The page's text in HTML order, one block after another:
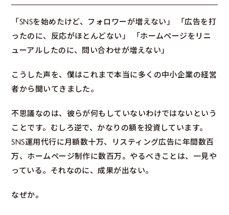
「SNSを始めたけど、フォロワーが増えない」 「広告を打
ったのに、反応がほとんどない」 「ホームページをリニ
ューアルしたのに、問い合わせが増えない」
こうした声を、僕はこれまで本当に多くの中小企業の経営
者から聞いてきました。
不思議なのは、彼らが何もしていないわけではないという
ことです。むしろ逆で、かなりの額を投資しています。
SNS運用代行に月額数十万、リスティング広告に年間数百
万、ホームページ制作に数百万。やるべきことは、一見や
っている。それなのに、成果が出ない。
なぜか。